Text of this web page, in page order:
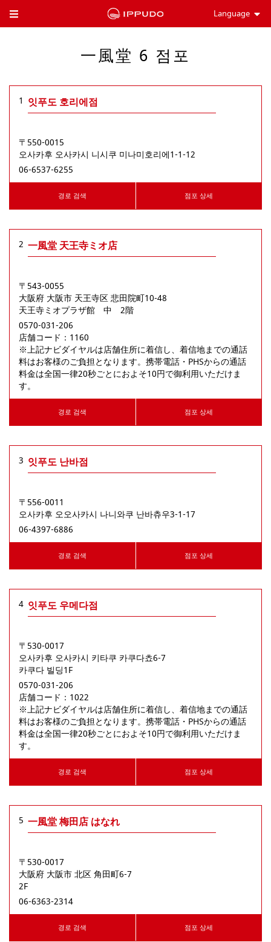
Toggle Header Menu Language
一風堂 6 점포
1 잇푸도 호리에점
〒550-0015
오사카후 오사카시 니시쿠 미나미호리에1-1-12
06-6537-6255
경로 검색 점포 상세
2 一風堂 天王寺ミオ店
〒543-0055
大阪府 大阪市天王寺区悲田院町10-48
天王寺ミオプラザ館 中 2階
0570-031-206
店舗コード：1160
※上記ナビダイヤルは店舗住所に着信し、着信地までの通話
料はお客様のご負担となります。携帯電話・PHSからの通話
料金は全国一律20秒ごとにおよそ10円で御利用いただけま
す。
경로 검색 점포 상세
3 잇푸도 난바점
〒556-0011
오사카후 오오사카시 나니와쿠 난바츄우3-1-17
06-4397-6886
경로 검색 점포 상세
4 잇푸도 우메다점
〒530-0017
오사카후 오사카시 키타쿠 카쿠다쵸6-7
카쿠다 빌딩1F
0570-031-206
店舗コード：1022
※上記ナビダイヤルは店舗住所に着信し、着信地までの通話
料はお客様のご負担となります。携帯電話・PHSからの通話
料金は全国一律20秒ごとにおよそ10円で御利用いただけま
す。
경로 검색 점포 상세
5 一風堂 梅田店 はなれ
〒530-0017
大阪府 大阪市北区角田町6-7
2F
06-6363-2314
경로 검색 점포 상세